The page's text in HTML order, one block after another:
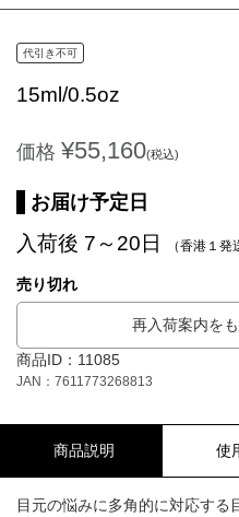
代引き不可
15ml/0.5oz
価格 ¥55,160(税込)
お届け予定日
入荷後 7～20日 （香港１発
売り切れ
再入荷案内を
商品ID：11085
JAN：7611773268813
商品説明 使
目元の悩みに多角的に対応する